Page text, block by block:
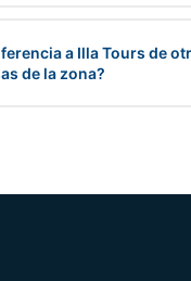
a Illa Tours de
de la zona?